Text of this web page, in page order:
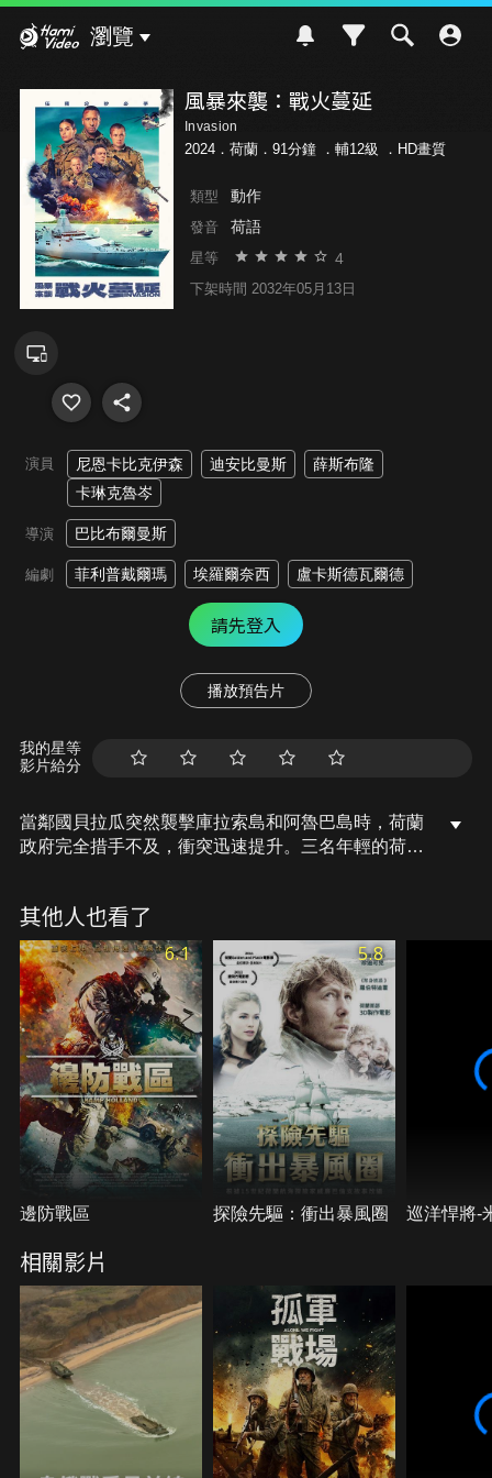
瀏覽
風暴來襲：戰火蔓延
Invasion
2024．荷蘭．91分鐘 ． 輔12級 ．HD畫質
類型 動作
發音 荷語
星等 4
下架時間 2032年05月13日
演員 尼恩卡比克伊森 迪安比曼斯
薛斯布隆
卡琳克魯岑
導演 巴比布爾曼斯
編劇 菲利普戴爾瑪 埃羅爾奈西 盧卡斯德瓦爾德
請先登入
播放預告片
我的星等
影片給分
當鄰國貝拉瓜突然襲擊庫拉索島和阿魯巴島時，荷蘭
政府完全措手不及，衝突迅速提升。三名年輕的荷蘭
其他人也看了
6.1
邊防戰區
5.8
探險先驅：衝出暴風圈 巡洋悍將-
相關影片